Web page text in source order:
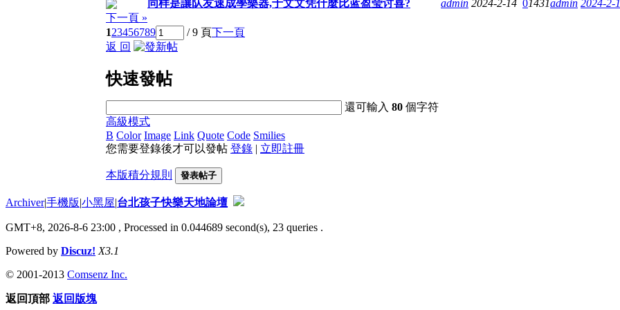
同样是讓队友速成學樂器,于文文凭什麼比蓝盈莹讨喜?
admin 2024-2-14 01431admin 2024-2-
下一頁 »
123456789 / 9 頁下一頁
返 回
快速發帖
還可輸入80 個字符
高級模式
B Color Image Link Quote Code Smilies
您需要登錄後才可以發帖 登錄 | 立即註冊
本版積分規則 發表帖子
Archiver|手機版|小黑屋|台北孩子快樂天地論壇
GMT+8, 2026-8-6 23:00 , Processed in 0.044689 second(s), 23 queries .
Powered by Discuz! X3.1
© 2001-2013 Comsenz Inc.
返回頂部 返回版塊